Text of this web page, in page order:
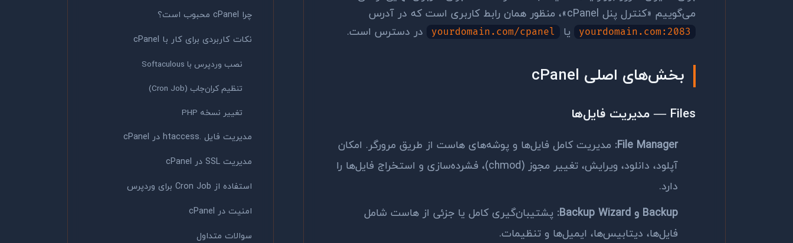
می‌گوییم «کنترل پنل cPanel»، منظور همان رابط کاربری است که در آدرس
yourdomain.com:2083 یا yourdomain.com/cpanel در دسترس است.
بخش‌های اصلی cPanel
Files — مدیریت فایل‌ها
File Manager: مدیریت کامل فایل‌ها و پوشه‌های هاست از طریق مرورگر. امکان
آپلود، دانلود، ویرایش، تغییر مجوز (chmod)، فشرده‌سازی و استخراج فایل‌ها را
دارد.
Backup و Backup Wizard:
پشتیبان‌گیری کامل یا جزئی از هاست شامل
فایل‌ها، دیتابیس‌ها، ایمیل‌ها و تنظیمات.
چرا cPanel محبوب است؟
نکات کاربردی برای کار با cPanel
نصب وردپرس با Softaculous
تنظیم کران‌جاب (Cron Job)
تغییر نسخه PHP
مدیریت فایل .htaccess در cPanel
مدیریت SSL در cPanel
استفاده از Cron Job برای وردپرس
امنیت در cPanel
سوالات متداول